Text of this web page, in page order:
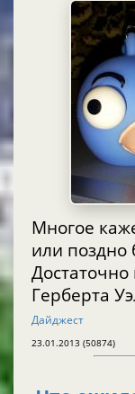
Многое
или поздно
Герберта
Дайджест
23.01.2013 (50874)